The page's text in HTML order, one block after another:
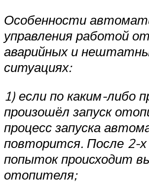
Особенности
управления работой
аварийных и
ситуациях:
1) если по каким-либо
произошёл запуск
процесс запуска
повторится. После 2-х
попыток происходит
отопителя;